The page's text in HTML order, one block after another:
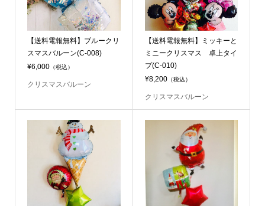
【送料電報無料】ブルークリ
スマスバルーン(C-008)
¥6,000（税込）
クリスマスバルーン
【送料電報無料】ミッキーと
ミニークリスマス 卓上タイ
プ(C-010)
¥8,200（税込）
クリスマスバルーン